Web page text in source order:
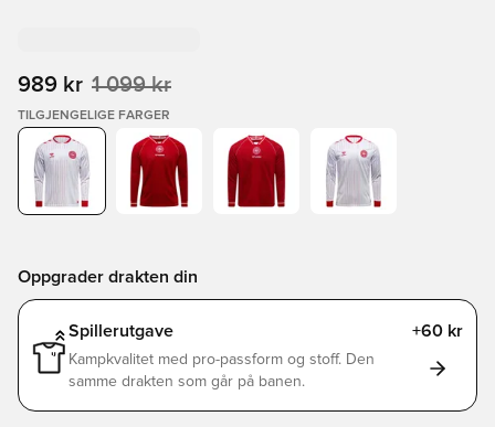
989 kr 1 099 kr
TILGJENGELIGE FARGER
Oppgrader drakten din
Spillerutgave +60 kr
Kampkvalitet med pro-passform og stoff. Den
samme drakten som går på banen.